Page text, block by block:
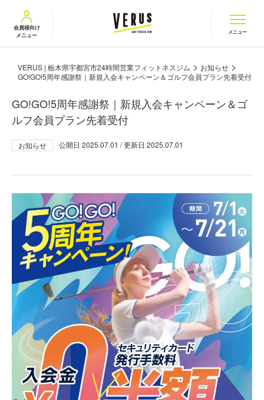
VERUS ヴェルス
会員様向け
メニュー
メニュー
VERUS | 栃木県宇都宮市24時間営業フィットネスジム > お知らせ >
GO!GO!5周年感謝祭｜新規入会キャンペーン＆ゴルフ会員プラン先着受付
GO!GO!5周年感謝祭｜新規入会キャンペーン＆ゴ
ルフ会員プラン先着受付
お知らせ 公開日 2025.07.01 / 更新日 2025.07.01